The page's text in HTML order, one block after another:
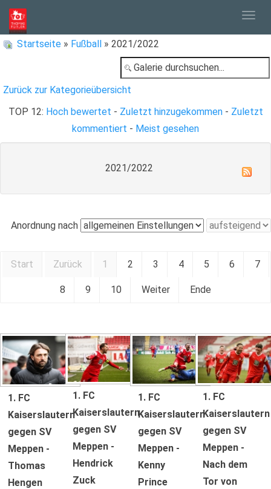
Startseite » Fußball » 2021/2022
Zurück zur Kategorieübersicht
TOP 12: Hoch bewertet - Zuletzt hinzugekommen- Zuletzt
kommentiert - Meist gesehen
2021/2022
Anordnung nach
Start Zurück 1 2 3 4 5 6 7
8 9 10 Weiter Ende
1. FC
Kaiserslautern
gegen SV
Meppen -
Thomas
Hengen
1. FC
Kaiserslautern
gegen SV
Meppen -
Hendrick
Zuck
1. FC
Kaiserslautern
gegen SV
Meppen -
Kenny
Prince
1. FC
Kaiserslautern
gegen SV
Meppen -
Nach dem
Tor von